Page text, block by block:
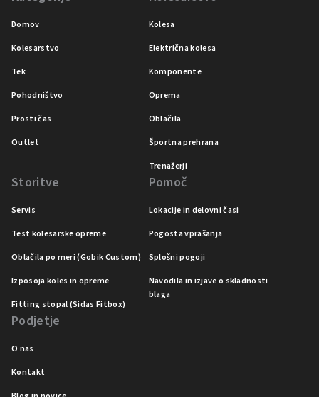
Domov
Kolesarstvo
Tek
Pohodništvo
Prosti čas
Outlet
Kolesa
Električna kolesa
Komponente
Oprema
Oblačila
Športna prehrana
Trenažerji
Storitve
Servis
Test kolesarske opreme
Oblačila po meri (Gobik Custom)
Izposoja koles in opreme
Fitting stopal (Sidas Fitbox)
Pomoč
Lokacije in delovni časi
Pogosta vprašanja
Splošni pogoji
Navodila in izjave o skladnosti
blaga
Podjetje
O nas
Kontakt